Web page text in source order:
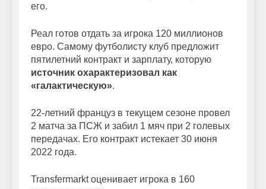
его.
Реал готов отдать за игрока 120 миллионов
евро. Самому футболисту клуб предложит
пятилетний контракт и зарплату, которую
источник охарактеризовал как
«галактическую».
22-летний француз в текущем сезоне провел
2 матча за ПСЖ и забил 1 мяч при 2 голевых
передачах. Его контракт истекает 30 июня
2022 года.
Transfermarkt оценивает игрока в 160